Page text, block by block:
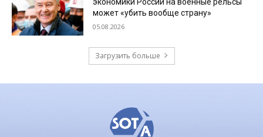
может «убить вообще страну»
05.08.2026
Загрузить больше